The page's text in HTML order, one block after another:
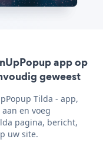
app op
geweest
Tilda - app,
en voeg
pagina, bericht,
uw site.